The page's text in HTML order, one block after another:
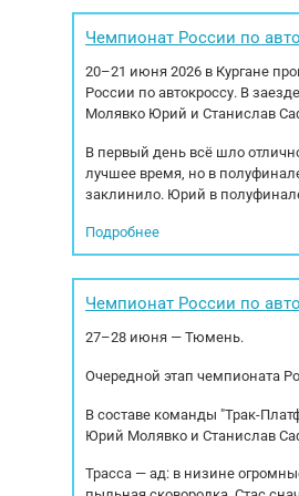
система
2014 Пробег 1 911
Пневматическая
Чемпионат России по
20–21 июня 2026 в Кургане
России по автокроссу. В
Молявко Юрий и Станислав
В первый день всё шло
лучшее время, но в
заклинило. Юрий в
Подробнее
Чемпионат России по
27–28 июня — Тюмень.
Очередной этап чемпионата
В составе команды "Трак-
Юрий Молявко и Станислав
Трасса — ад: в низине